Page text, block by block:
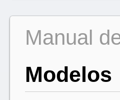
Manual
Modelos